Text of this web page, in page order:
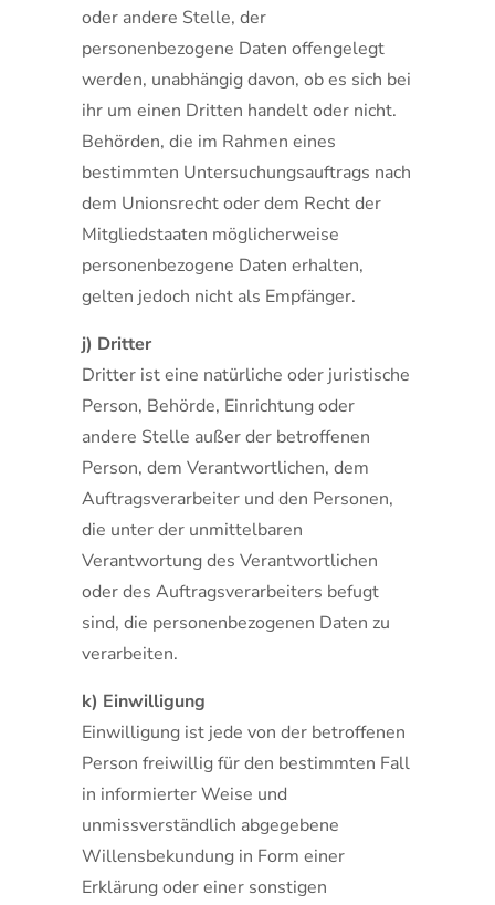
oder andere Stelle, der
personenbezogene Daten offengelegt
werden, unabhängig davon, ob es sich bei
ihr um einen Dritten handelt oder nicht.
Behörden, die im Rahmen eines
bestimmten Untersuchungsauftrags nach
dem Unionsrecht oder dem Recht der
Mitgliedstaaten möglicherweise
personenbezogene Daten erhalten,
gelten jedoch nicht als Empfänger.
j) Dritter
Dritter ist eine natürliche oder juristische
Person, Behörde, Einrichtung oder
andere Stelle außer der betroffenen
Person, dem Verantwortlichen, dem
Auftragsverarbeiter und den Personen,
die unter der unmittelbaren
Verantwortung des Verantwortlichen
oder des Auftragsverarbeiters befugt
sind, die personenbezogenen Daten zu
verarbeiten.
k) Einwilligung
Einwilligung ist jede von der betroffenen
Person freiwillig für den bestimmten Fall
in informierter Weise und
unmissverständlich abgegebene
Willensbekundung in Form einer
Erklärung oder einer sonstigen